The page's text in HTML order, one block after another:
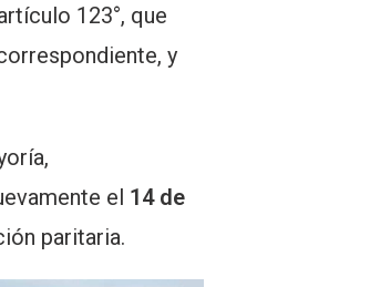
123°, que
y
el 14 de
paritaria.